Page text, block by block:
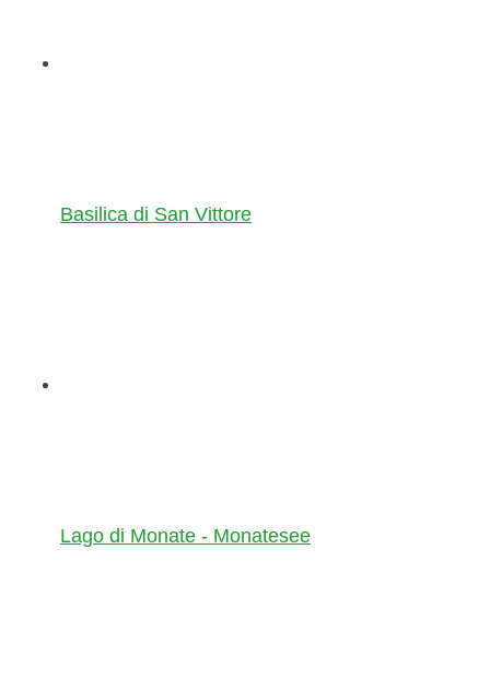
Basilica di San Vittore
Lago di Monate - Monatesee